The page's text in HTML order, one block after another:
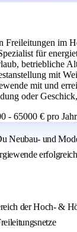
Freileitungen im
für
betriebliche
mit
mit und
oder
- 65000 € pro
Neubau- und
der Hoch- &